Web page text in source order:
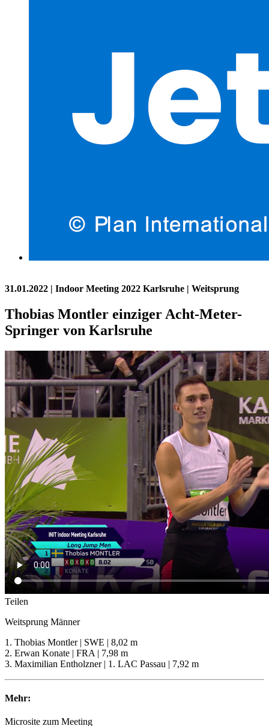
31.01.2022 | Indoor Meeting 2022 Karlsruhe | Weitsprung
Thobias Montler einziger Acht-Meter-
Springer von Karlsruhe
Teilen
Weitsprung Männer
1. Thobias Montler | SWE | 8,02 m
2. Erwan Konate | FRA | 7,98 m
3. Maximilian Entholzner | 1. LAC Passau | 7,92 m
Mehr:
Microsite zum Meeting